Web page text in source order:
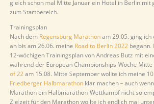
gleich schon mal Mitte Januar ein Hotel in Berlin mit
zum Startbereich.
Trainingsplan
Nach dem Regensburg Marathonam 29.05. ging ich
an bis am 26.06. meine Road to Berlin 2022 begann.
12-wöchigen Trainingsplan von Andreas Butz mit
während der European Championships-Woche
of 22am 15.08. Mitte September wollte ich meine
Friedberger Halbmarathon klar machen – auch
Marathon ein Halbmarathon-Wettkampf nicht so
Zielzeit für den Marathon wollte ich endlich mal